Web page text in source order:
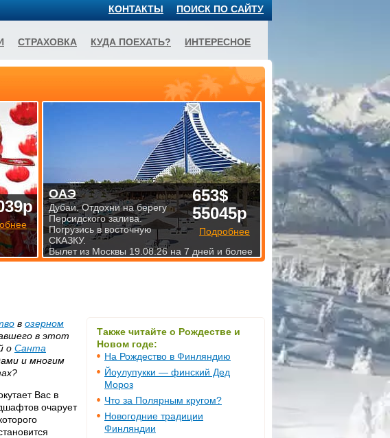
Также читайте о Рождестве и
Новом годе:
На Рождество в Финляндию
Йоулупукки — финский Дед
Мороз
Что за Полярным кругом?
Новогодние традиции
Финляндии
в озерном
в этот
о Санта
и многим
Вас в
очарует
653$
55045р
Подробнее
ОАЭ
Дубаи. Отдохни на берегу
Персидского залива.
Погрузись в восточную
СКАЗКУ.
Вылет из Москвы 19.08.26 на 7 дней и более
ПОИСК ПО САЙТУ
КОНТАКТЫ
СТРАХОВКА КУДА ПОЕХАТЬ? ИНТЕРЕСНОЕ